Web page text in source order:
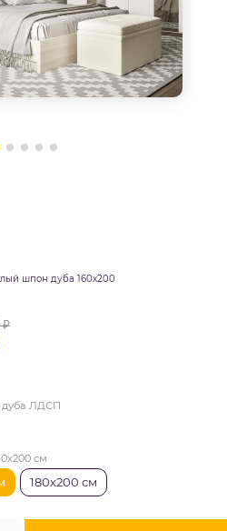
шпон дуба 160х200
₽
ЛДСП
см
180х200 см